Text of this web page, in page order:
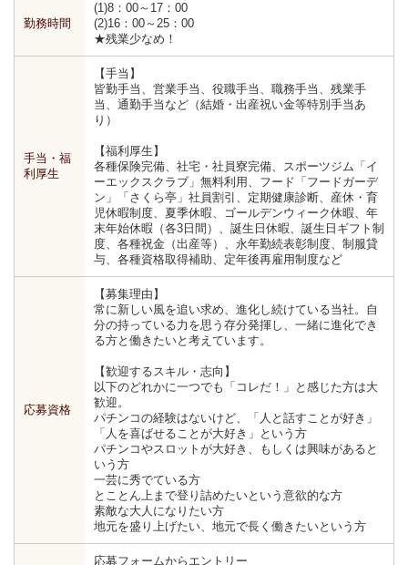
勤務時間
(1)8：00～17：00
(2)16：00～25：00
★残業少なめ！
手当・福
利厚生
【手当】
皆勤手当、営業手当、役職手当、職務手当、残業手
当、通勤手当など（結婚・出産祝い金等特別手当あ
り）
【福利厚生】
各種保険完備、社宅・社員寮完備、スポーツジム「イ
ーエックスクラブ」無料利用、フード「フードガーデ
ン」「さくら亭」社員割引、定期健康診断、産休・育
児休暇制度、夏季休暇、ゴールデンウィーク休暇、年
末年始休暇（各3日間）、誕生日休暇、誕生日ギフト制
度、各種祝金（出産等）、永年勤続表彰制度、制服貸
与、各種資格取得補助、定年後再雇用制度など
応募資格
【募集理由】
常に新しい風を追い求め、進化し続けている当社。自
分の持っている力を思う存分発揮し、一緒に進化でき
る方と働きたいと考えています。
【歓迎するスキル・志向】
以下のどれかに一つでも「コレだ！」と感じた方は大
歓迎。
パチンコの経験はないけど、「人と話すことが好き」
「人を喜ばせることが大好き」という方
パチンコやスロットが大好き、もしくは興味があると
いう方
一芸に秀でている方
とことん上まで登り詰めたいという意欲的な方
素敵な大人になりたい方
地元を盛り上げたい、地元で長く働きたいという方
応募フォームからエントリー